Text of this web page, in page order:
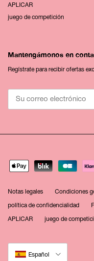
APLICAR
juego de competición
Mantengámonos en
Regístrate para recibir ofertas
Notas legales
Condiciones
política de confidencialidad
APLICAR
juego de
Idioma
Español